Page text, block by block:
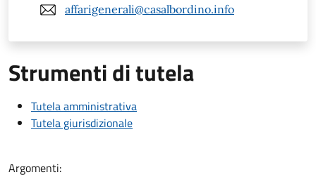
affarigenerali@casalbordino.info
Strumenti di tutela
Tutela amministrativa
Tutela giurisdizionale
Argomenti: